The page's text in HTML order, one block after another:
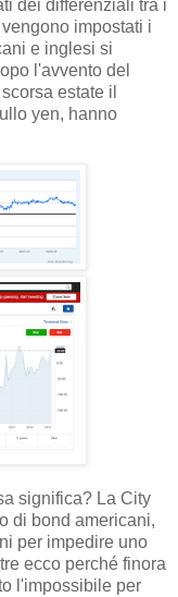
dei differenziali tra i
impostati i
e inglesi si
l'avvento del
estate il
yen, hanno
significa? La City
di bond americani,
per impedire uno
ecco perché finora
l'impossibile per